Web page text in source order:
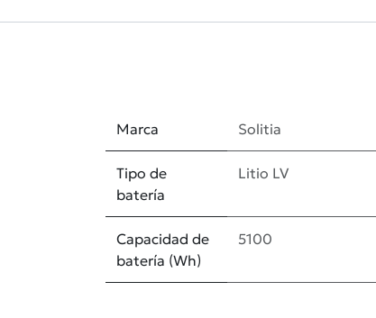
Marca Solitia
Tipo de
batería
Litio LV
Capacidad de
batería (Wh)
5100